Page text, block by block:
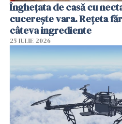
Înghețata de casă cu
cucerește vara. Rețeta
câteva ingrediente
25 IULIE 2026